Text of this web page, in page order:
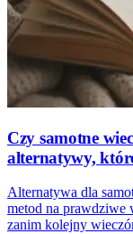
Czy samotne
alternatywy,
Alternatywa dla
metod na prawdziwe
zanim kolejny